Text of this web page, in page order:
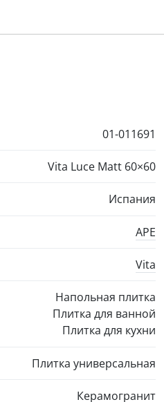
01-011691
Vita Luce Matt 60×60
Испания
APE
Vita
Напольная плитка
Плитка для ванной
Плитка для кухни
Плитка универсальная
Керамогранит